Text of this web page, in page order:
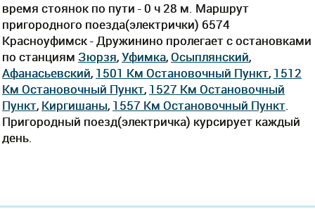
время стоянок по пути - 0 ч 28 м. Маршрут
пригородного поезда(электрички) 6574
Красноуфимск - Дружинино пролегает c остановками
по станциям Зюрзя,Уфимка,Осыплянский,
Афанасьевский, 1501 Км Остановочный Пункт, 1512
Км Остановочный Пункт, 1527 Км Остановочный
Пункт, Киргишаны, 1557 Км Остановочный Пункт
Пригородный поезд(электричка) курсирует каждый
день.